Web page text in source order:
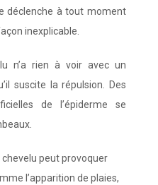
déclenche à tout moment
inexplicable.
n’a rien à voir avec un
suscite la répulsion. Des
de l’épiderme se
peut provoquer
l’apparition de plaies,